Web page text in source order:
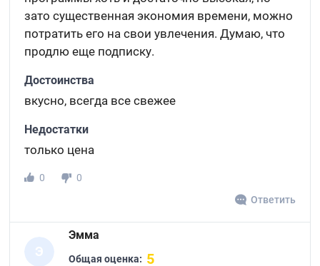
зато существенная экономия времени, можно
потратить его на свои увлечения. Думаю, что
продлю еще подписку.
Достоинства
вкусно, всегда все свежее
Недостатки
только цена
0
0
Ответить
Э
Эмма
Общая оценка: 5